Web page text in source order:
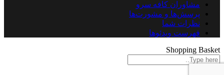
مشاوران کافه سرو
پرسش‌ها و مشورت‌ها
نظرات شما
فهرست ویدئوها
Shopping Basket